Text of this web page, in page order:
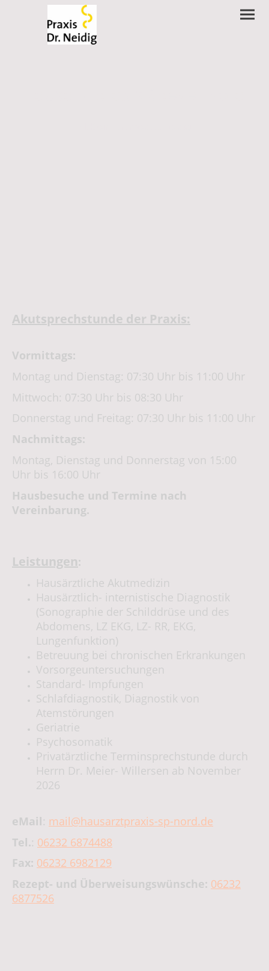
Akutsprechstunde der Praxis:
Vormittags:
Montag und Dienstag: 07:30 Uhr bis 11:00 Uhr
Mittwoch: 07:30 Uhr bis 08:30 Uhr
Donnerstag und Freitag: 07:30 Uhr bis 11:00 Uhr
Nachmittags:
Montag, Dienstag und Donnerstag von 15:00
Uhr bis 16:00 Uhr
Hausbesuche und Termine nach
Vereinbarung.
Leistungen:
Hausärztliche Akutmedizin
Hausärztlich- internistische Diagnostik
(Sonographie der Schilddrüse und des
Abdomens, LZ EKG, LZ- RR, EKG,
Lungenfunktion)
Betreuung bei chronischen Erkrankungen
Vorsorgeuntersuchungen
Standard- Impfungen
Schlafdiagnostik, Diagnostik von
Atemstörungen
Geriatrie
Psychosomatik
Privatärztliche Terminsprechstunde durch
Herrn Dr. Meier- Willersen ab November
2026
eMail: mail@hausarztpraxis-sp-nord.de
Tel.: 06232 6874488
Fax: 06232 6982129
Rezept- und Überweisungswünsche: 06232
6877526